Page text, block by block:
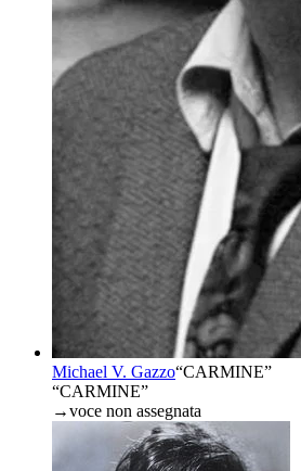
Michael V. Gazzo“CARMINE”
“CARMINE”
→voce non assegnata